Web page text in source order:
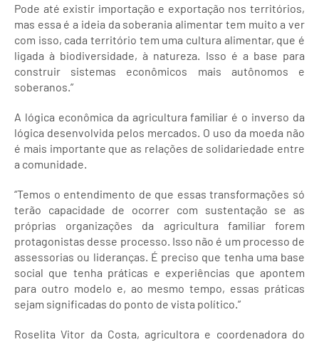
Pode até existir importação e exportação nos territórios,
mas essa é a ideia da soberania alimentar tem muito a ver
com isso, cada território tem uma cultura alimentar, que é
ligada à biodiversidade, à natureza. Isso é a base para
construir sistemas econômicos mais autônomos e
soberanos.”
A lógica econômica da agricultura familiar é o inverso da
lógica desenvolvida pelos mercados. O uso da moeda não
é mais importante que as relações de solidariedade entre
a comunidade.
“Temos o entendimento de que essas transformações só
terão capacidade de ocorrer com sustentação se as
próprias organizações da agricultura familiar forem
protagonistas desse processo. Isso não é um processo de
assessorias ou lideranças. É preciso que tenha uma base
social que tenha práticas e experiências que apontem
para outro modelo e, ao mesmo tempo, essas práticas
sejam significadas do ponto de vista político.”
Roselita Vitor da Costa, agricultora e coordenadora do